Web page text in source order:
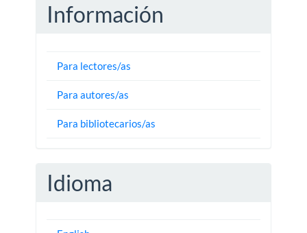
Información
Para lectores/as
Para autores/as
Para bibliotecarios/as
Idioma